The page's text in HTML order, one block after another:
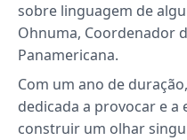
sobre linguagem de
Ohnuma, Coordenador
Panamericana.
Com um ano de
dedicada a provocar e a
construir um olhar